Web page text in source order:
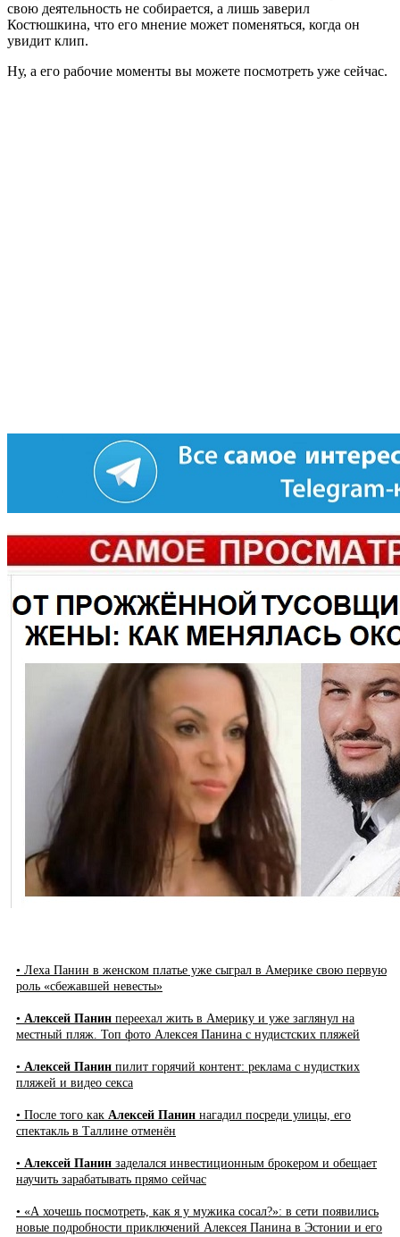
свою деятельность не собирается, а лишь заверил
Костюшкина, что его мнение может поменяться, когда он
увидит клип.
Ну, а его рабочие моменты вы можете посмотреть уже сейчас.
• Леха Панин в женском платье уже сыграл в Америке свою первую
роль «сбежавшей невесты»
• Алексей Панин переехал жить в Америку и уже заглянул на
местный пляж. Топ фото Алексея Панина с нудистских пляжей
• Алексей Панин пилит горячий контент: реклама с нудистких
пляжей и видео секса
• После того как Алексей Панин нагадил посреди улицы, его
спектакль в Таллине отменён
• Алексей Панин заделался инвестиционным брокером и обещает
научить зарабатывать прямо сейчас
• «А хочешь посмотреть, как я у мужика сосал?»: в сети появились
новые подробности приключений Алексея Панина в Эстонии и его